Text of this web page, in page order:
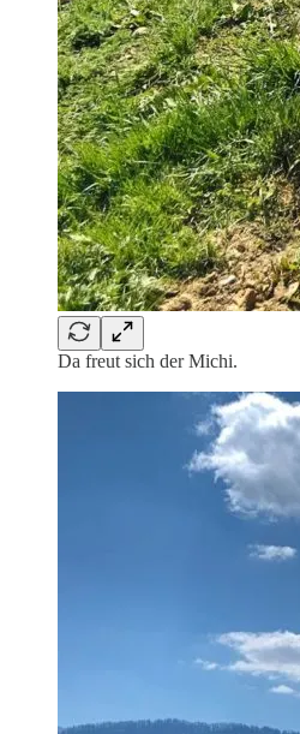
Da freut sich der Michi.